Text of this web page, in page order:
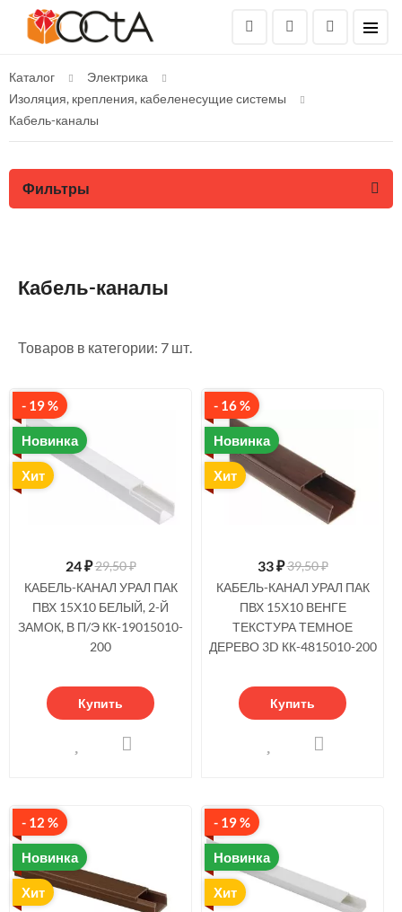
Каталог
Электрика
Изоляция, крепления, кабеленесущие системы
Кабель-каналы
Фильтры
Кабель-каналы
Товаров в категории: 7 шт.
- 19 %
Новинка
Хит
24₽29,50 ₽
КАБЕЛЬ-КАНАЛ УРАЛ ПАК
ПВХ 15Х10 БЕЛЫЙ, 2-Й
ЗАМОК, В П/Э КК-19015010-
200
Купить
- 16 %
Новинка
Хит
33₽39,50 ₽
КАБЕЛЬ-КАНАЛ УРАЛ ПАК
ПВХ 15Х10 ВЕНГЕ
ТЕКСТУРА ТЕМНОЕ
ДЕРЕВО 3D КК-4815010-200
Купить
- 12 %
Новинка
Хит
- 19 %
Новинка
Хит